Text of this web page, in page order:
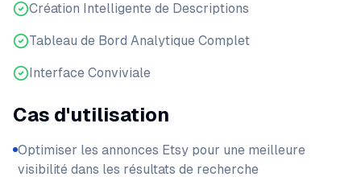
Création Intelligente de Descriptions
Tableau de Bord Analytique Complet
Interface Conviviale
Cas d'utilisation
Optimiser les annonces Etsy pour une meilleure
visibilité dans les résultats de recherche